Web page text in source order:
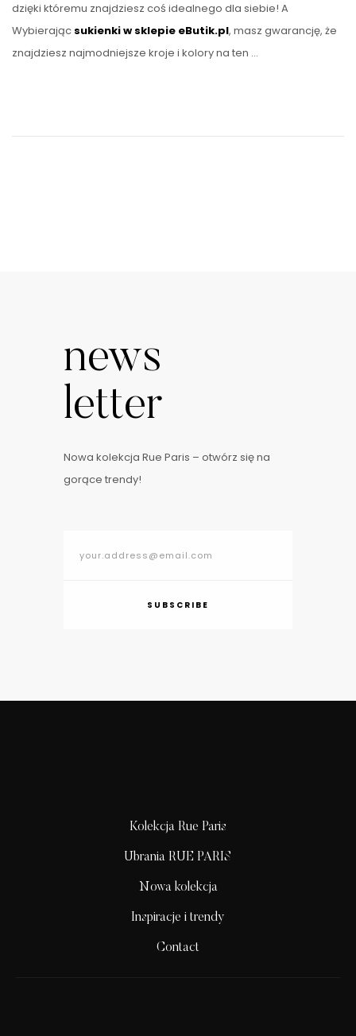
dzięki któremu znajdziesz coś idealnego dla siebie! A
Wybierając sukienki w sklepie eButik.pl, masz gwarancję, że
znajdziesz najmodniejsze kroje i kolory na ten …
news
letter
Nowa kolekcja Rue Paris – otwórz się na
gorące trendy!
SUBSCRIBE
Kolekcja Rue Paris
Ubrania RUE PARIS
Nowa kolekcja
Inspiracje i trendy
Contact